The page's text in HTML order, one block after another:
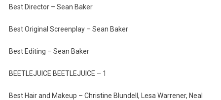
Best Director – Sean Baker
Best Original Screenplay – Sean Baker
Best Editing – Sean Baker
BEETLEJUICE BEETLEJUICE – 1
Best Hair and Makeup – Christine Blundell, Lesa Warrener, Neal